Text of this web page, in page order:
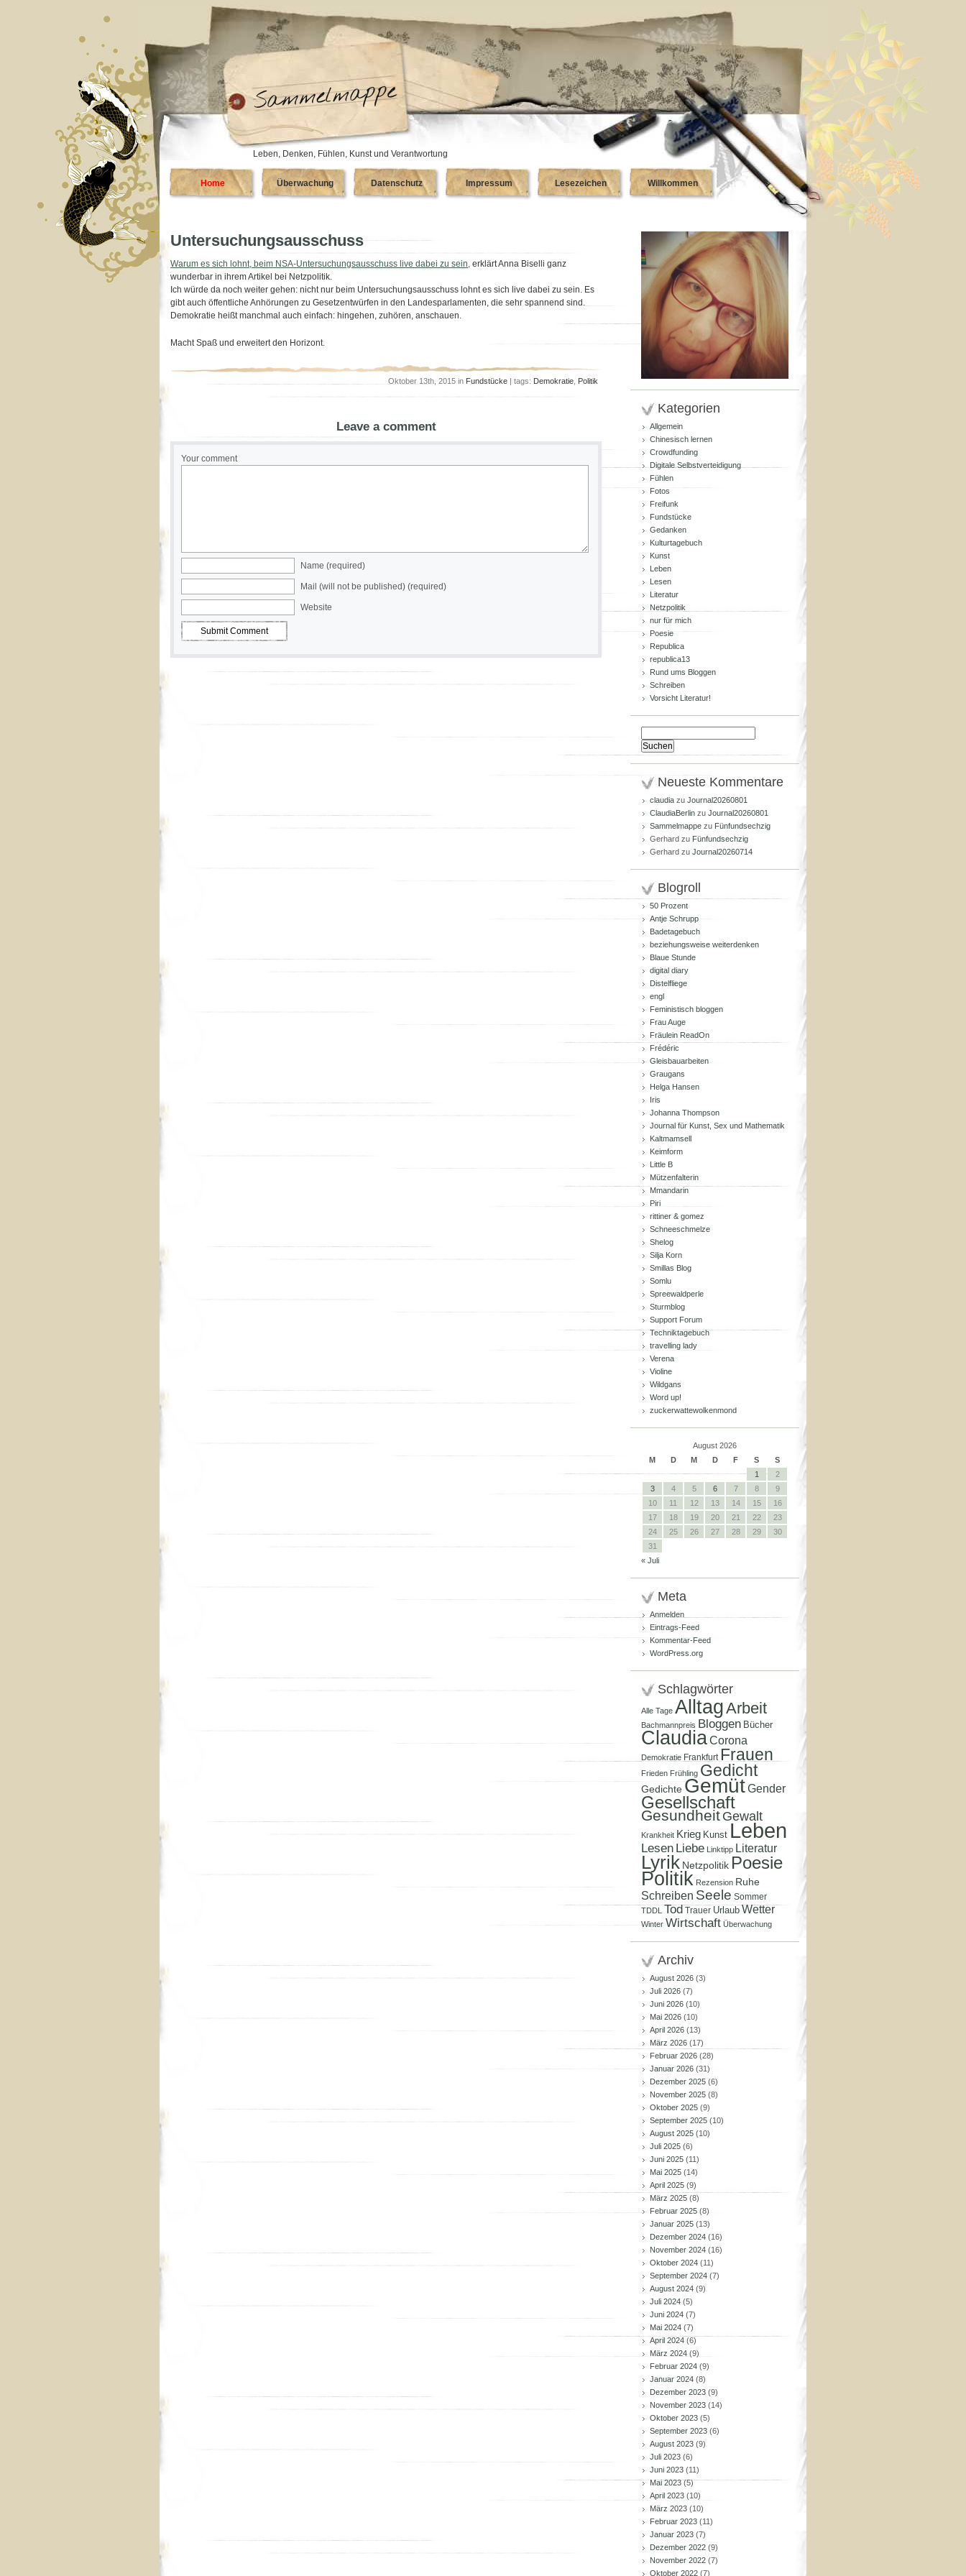
Leben, Denken, Fühlen, Kunst und Verantwortung
Home Überwachung Datenschutz Impressum Lesezeichen Willkommen
Untersuchungsausschuss
Warum es sich lohnt, beim NSA-Untersuchungsausschuss live dabei zu sein, erklärt Anna Biselli ganz
wunderbar in ihrem Artikel bei Netzpolitik.
Ich würde da noch weiter gehen: nicht nur beim Untersuchungsausschuss lohnt es sich live dabei zu sein. Es
gibt auch öffentliche Anhörungen zu Gesetzentwürfen in den Landesparlamenten, die sehr spannend sind.
Demokratie heißt manchmal auch einfach: hingehen, zuhören, anschauen.
Macht Spaß und erweitert den Horizont.
Oktober 13th, 2015 in Fundstücke | tags: Demokratie Politik
Leave a comment
Your comment
Name (required)
Mail (will not be published) (required)
Website
Kategorien
Allgemein
Chinesisch lernen
Crowdfunding
Digitale Selbstverteidigung
Fühlen
Fotos
Freifunk
Fundstücke
Gedanken
Kulturtagebuch
Kunst
Leben
Lesen
Literatur
Netzpolitik
nur für mich
Poesie
Republica
republica13
Rund ums Bloggen
Schreiben
Vorsicht Literatur!
nach:
Neueste Kommentare
claudia zu Journal20260801
ClaudiaBerlin zu Journal20260801
Sammelmappe zu Fünfundsechzig
Gerhard zu Fünfundsechzig
Gerhard zu Journal20260714
Blogroll
50 Prozent
Antje Schrupp
Badetagebuch
beziehungsweise weiterdenken
Blaue Stunde
digital diary
Distelfliege
engl
Feministisch bloggen
Frau Auge
Fräulein ReadOn
Frédéric
Gleisbauarbeiten
Graugans
Helga Hansen
Iris
Johanna Thompson
Journal für Kunst, Sex und Mathematik
Kaltmamsell
Keimform
Little B
Mützenfalterin
Mmandarin
Piri
rittiner & gomez
Schneeschmelze
Shelog
Silja Korn
Smillas Blog
Somlu
Spreewaldperle
Sturmblog
Support Forum
Techniktagebuch
travelling lady
Verena
Violine
Wildgans
Word up!
zuckerwattewolkenmond
August 2026
M
D M D F S
S
1
2
3
4 5 6 7 8
9
10
11 12 13 14 15
16
17
18 19 20 21 22
23
24
25 26 27 28 29
30
31
« Juli
Meta
Anmelden
Eintrags-Feed
Kommentar-Feed
WordPress.org
Schlagwörter
Alle Tage AlltagArbeit
Bachmannpreis Bloggen Bücher
ClaudiaCorona
Demokratie Frankfurt Frauen
Frieden Frühling Gedicht
Gedichte GemütGender
Gesellschaft
Gesundheit Gewalt
Krankheit Krieg Kunst Leben
Lesen Liebe Linktipp Literatur
Lyrik Netzpolitik Poesie
Politik Rezension Ruhe
Schreiben Seele Sommer
TDDL Tod Trauer Urlaub Wetter
Winter Wirtschaft Überwachung
Archiv
August 2026 (3)
Juli 2026 (7)
Juni 2026 (10)
Mai 2026 (10)
April 2026 (13)
März 2026 (17)
Februar 2026 (28)
Januar 2026 (31)
Dezember 2025 (6)
November 2025 (8)
Oktober 2025 (9)
September 2025 (10)
August 2025 (10)
Juli 2025 (6)
Juni 2025 (11)
Mai 2025 (14)
April 2025 (9)
März 2025 (8)
Februar 2025 (8)
Januar 2025 (13)
Dezember 2024 (16)
November 2024 (16)
Oktober 2024 (11)
September 2024 (7)
August 2024 (9)
Juli 2024 (5)
Juni 2024 (7)
Mai 2024 (7)
April 2024 (6)
März 2024 (9)
Februar 2024 (9)
Januar 2024 (8)
Dezember 2023 (9)
November 2023 (14)
Oktober 2023 (5)
September 2023 (6)
August 2023 (9)
Juli 2023 (6)
Juni 2023 (11)
Mai 2023(5)
April 2023 (10)
März 2023 (10)
Februar 2023 (11)
Januar 2023 (7)
Dezember 2022 (9)
November 2022 (7)
Oktober 2022 (7)